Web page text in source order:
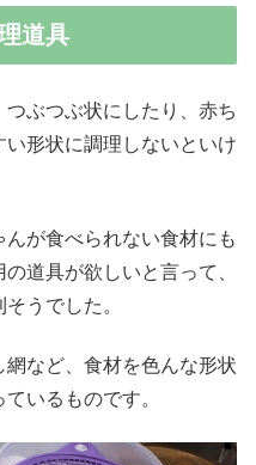
道具
ぶつぶ状にしたり、赤ち
形状に調理しないといけ
が食べられない食材にも
道具が欲しいと言って、
うでした。
など、食材を色んな形状
いるものです。